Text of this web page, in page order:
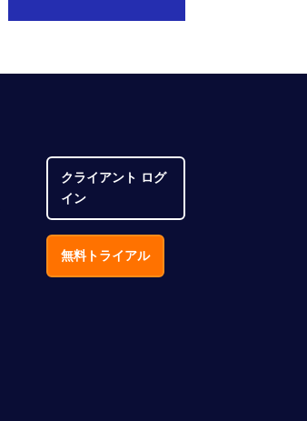
クライアント ログ
イン
無料トライアル